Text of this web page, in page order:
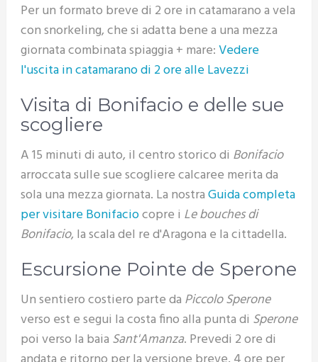
Per un formato breve di 2 ore in catamarano a vela
con snorkeling, che si adatta bene a una mezza
giornata combinata spiaggia + mare:Vedere
l'uscita in catamarano di 2 ore alle Lavezzi
Visita di Bonifacio e delle sue
scogliere
A 15 minuti di auto, il centro storico di Bonifacio
arroccata sulle sue scogliere calcaree merita da
sola una mezza giornata. La nostraGuida completa
per visitare Bonifaciocopre i Le bouches di
Bonifacio, la scala del re d'Aragona e la cittadella.
Escursione Pointe de Sperone
Un sentiero costiero parte da Piccolo Sperone
verso est e segui la costa fino alla punta di Sperone
poi verso la baia Sant'Amanza. Prevedi 2 ore di